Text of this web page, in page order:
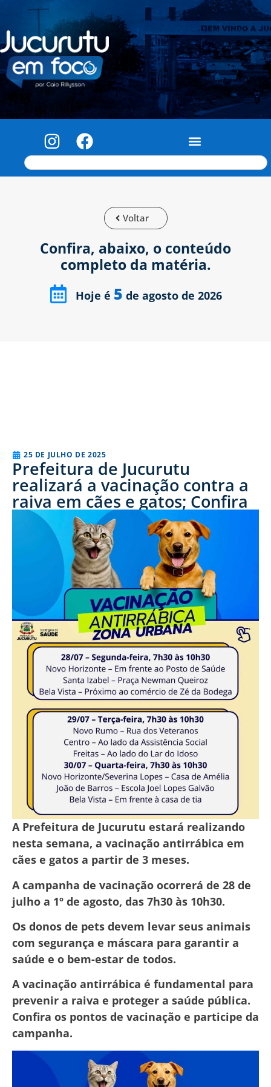
Voltar
Confira, abaixo, o conteúdo
completo da matéria.
Hoje é 5 de agosto de 2026
25 DE JULHO DE 2025
Prefeitura de Jucurutu
realizará a vacinação contra a
raiva em cães e gatos; Confira
A Prefeitura de Jucurutu estará realizando
nesta semana, a vacinação antirrábica em
cães e gatos a partir de 3 meses.
A campanha de vacinação ocorrerá de 28 de
julho a 1º de agosto, das 7h30 às 10h30.
Os donos de pets devem levar seus animais
com segurança e máscara para garantir a
saúde e o bem-estar de todos.
A vacinação antirrábica é fundamental para
prevenir a raiva e proteger a saúde pública.
Confira os pontos de vacinação e participe da
campanha.